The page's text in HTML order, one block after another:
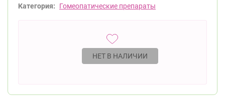
Категория: Гомеопатические препараты
НЕТ В НАЛИЧИИ